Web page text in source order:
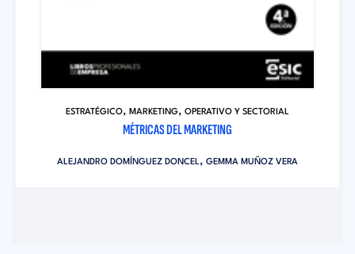
ESTRATÉGICO, MARKETING, OPERATIVO Y SECTORIAL
MÉTRICAS DEL MARKETING
ALEJANDRO DOMÍNGUEZ DONCEL, GEMMA MUÑOZ VERA